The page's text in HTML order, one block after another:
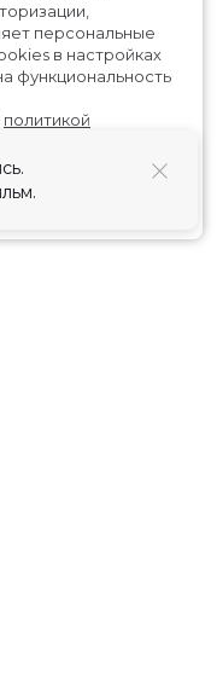
персональные
в настройках
функциональность
политикой